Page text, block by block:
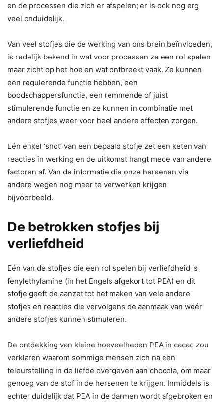
en de processen die zich er afspelen; er is ook nog erg
veel onduidelijk.
Van veel stofjes die de werking van ons brein beïnvloeden,
is redelijk bekend in wat voor processen ze een rol spelen
maar zicht op het hoe en wat ontbreekt vaak. Ze kunnen
een regulerende functie hebben, een
boodschappersfunctie, een remmende of juist
stimulerende functie en ze kunnen in combinatie met
andere stofjes weer voor heel andere effecten zorgen.
Eén enkel ‘shot’ van een bepaald stofje zet een keten van
reacties in werking en de uitkomst hangt mede van andere
factoren af. Van de informatie die onze hersenen via
andere wegen nog meer te verwerken krijgen
bijvoorbeeld.
De betrokken stofjes bij
verliefdheid
Eén van de stofjes die een rol spelen bij verliefdheid is
fenylethylamine (in het Engels afgekort tot PEA) en dit
stofje geeft de aanzet tot het maken van vele andere
stofjes en reacties die vervolgens de aanmaak van wéér
andere stofjes kunnen stimuleren.
De ontdekking van kleine hoeveelheden PEA in cacao zou
verklaren waarom sommige mensen zich na een
teleurstelling in de liefde overgeven aan chocola, om maar
genoeg van de stof in de hersenen te krijgen. Inmiddels is
echter duidelijk dat PEA in de darmen wordt afgebroken en